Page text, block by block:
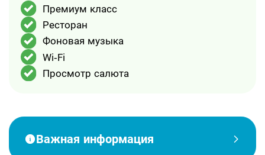
Премиум класс
Ресторан
Фоновая музыка
Wi-Fi
Просмотр салюта
Важная информация